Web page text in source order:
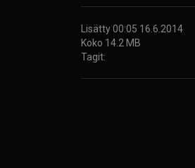
Lisätty 00:05 16.6.2014
Koko 14.2 MB
Tagit: